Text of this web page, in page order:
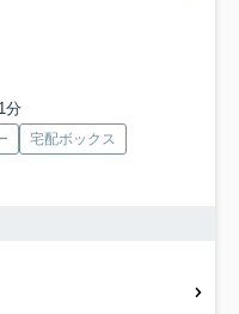
分
宅配ボックス